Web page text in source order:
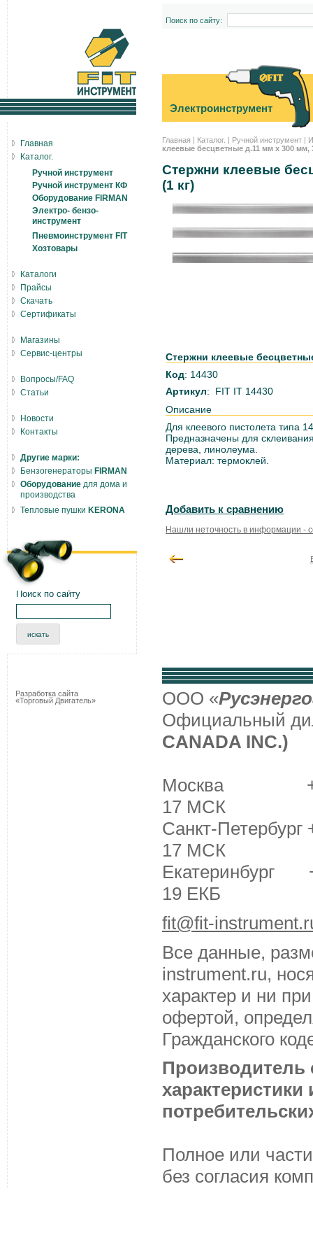
Поиск по сайту:
Электроинструмент
Главная | Каталог. | Ручной инструмент |
клеевые бесцветные д.11 мм х 300 мм,
Стержни клеевые
(1 кг)
Стержни клеевые
Код: 14430
Артикул: FIT IT 14430
Описание
Для клеевого пистолета типа
Предназначены для
дерева, линолеума.
Материал: термоклей.
Добавить к сравнению
Нашли неточность в информации -
Главная
Каталог.
Ручной инструмент
Ручной инструмент КФ
Оборудование FIRMAN
Электро- бензо-
инструмент
Пневмоинструмент FIT
Хозтовары
Каталоги
Прайсы
Скачать
Сертификаты
Магазины
Сервис-центры
Вопросы/FAQ
Статьи
Новости
Контакты
Другие марки:
Бензогенераторы FIRMAN
Оборудование для дома и
производства
Тепловые пушки KERONA
Поиск по сайту
Разработка сайта
«Торговый Двигатель»
ООО «
Официальный
CANADA INC.)
Москва +7
17 МСК
Санкт-
17 МСК
Екатеринбург
19 ЕКБ
fit@fit-
Все данные,
instrument.ru,
характер и ни
офертой,
Гражданского
Производитель
Полное или
без согласия